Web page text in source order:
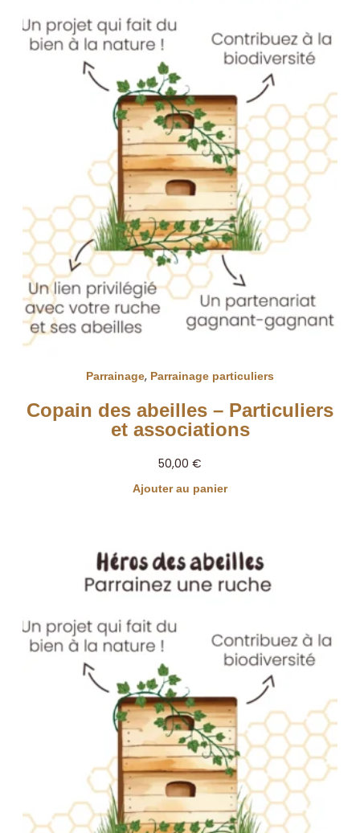
Parrainage, Parrainage particuliers
Copain des abeilles – Particuliers
et associations
50,00 €
Ajouter au panier